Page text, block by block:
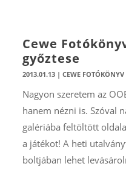
Cewe
győztese
2013.01.13| CEWE
Nagyon szeretem az
hanem nézni is. Szóval
galériába feltöltött
a játékot! A heti
boltjában lehet